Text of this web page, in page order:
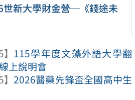
世新大學財金營─《錢途未
115學年度文藻外語大學翻
上說明會
2026醫藥先鋒盃全國高中生